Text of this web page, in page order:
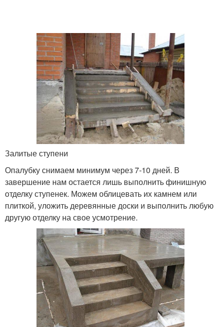
Залитые ступени
Опалубку снимаем минимум через 7-10 дней. В
завершение нам остается лишь выполнить финишную
отделку ступенек. Можем облицевать их камнем или
плиткой, уложить деревянные доски и выполнить любую
другую отделку на свое усмотрение.